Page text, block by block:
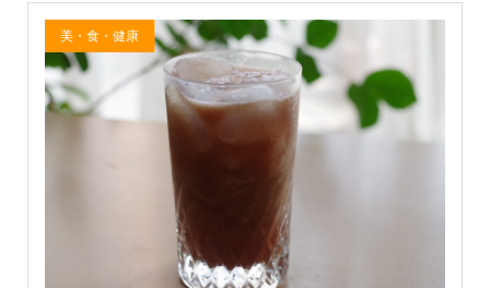
美・食・健康